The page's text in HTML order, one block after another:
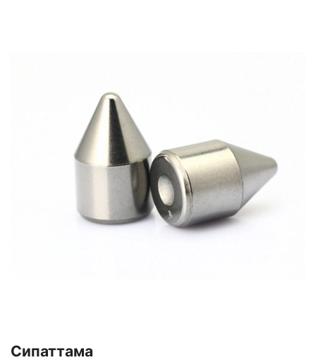
Сипаттама